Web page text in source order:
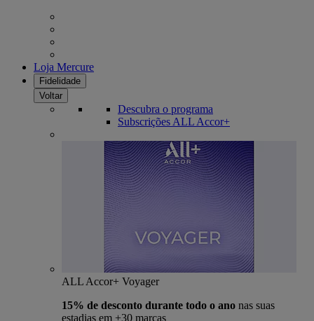
Loja Mercure
Fidelidade
Voltar
Descubra o programa
Subscrições ALL Accor+
ALL Accor+ Voyager
15% de desconto durante todo o ano nas suas
estadias em +30 marcas